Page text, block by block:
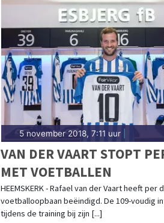
5 november 2018, 7:11 uur|
VAN DER VAART STOPT
MET VOETBALLEN
HEEMSKERK - Rafael van der Vaart heeft per
voetballoopbaan beëindigd. De 109-voudig
tijdens de training bij zijn [...]